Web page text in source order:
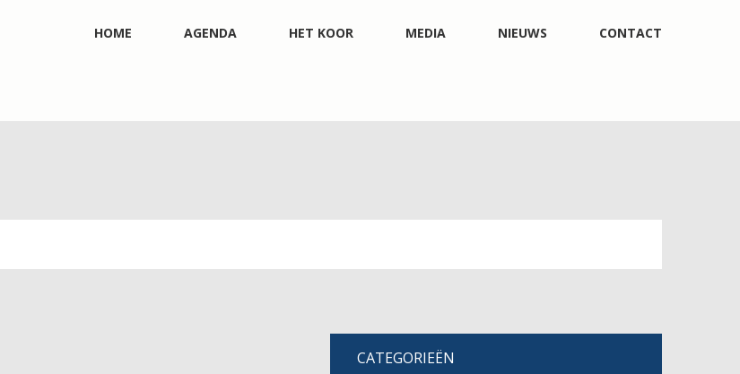
HOME AGENDA HET KOOR MEDIA NIEUWS CONTACT
CATEGORIEËN